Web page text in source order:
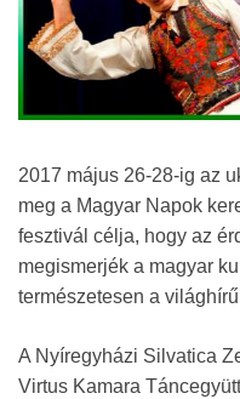
2017 május 26-28-ig az
meg a Magyar Napok
fesztivál célja, hogy az
megismerjék a magyar
természetesen a
A Nyíregyházi Silvatica
Virtus Kamara